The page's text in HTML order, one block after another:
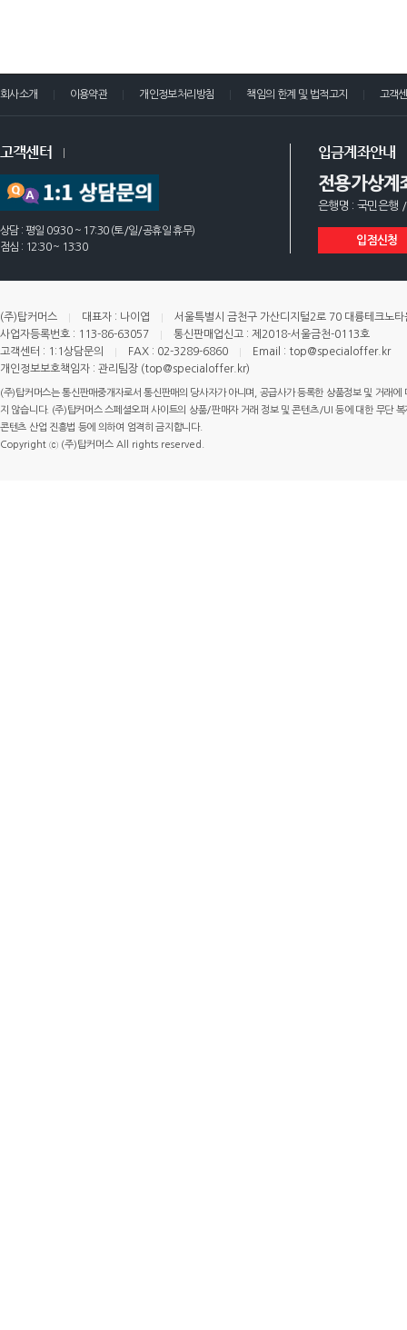
회사소개 이용약관 개인정보처리방침 책임의 한계 및 법적고지 고객
고객센터
상담 : 평일 09:30 ~ 17:30 (토/일/공휴일 휴무)
점심 : 12:30 ~ 13:30
입금계좌안내
전용가상계
은행명 : 국민은행
입점신청
(주)탑커머스 대표자 : 나이엽
서울특별시 금천구 가산디지털2로 70 대륭테크노
사업자등록번호 : 113-86-63057
통신판매업신고 : 제2018-서울금천-0113호
고객센터 : 1:1상담문의
FAX : 02-3289-6860
Email : top@specialoffer.kr
개인정보보호책임자 : 관리팀장 (top@specialoffer.kr)
(주)탑커머스는 통신판매중개자로서 통신판매의 당사자가 아니며, 공급사가 등록한 상품정보 및 거래
지 않습니다. (주)탑커머스 스페셜오퍼 사이트의 상품/판매자 거래 정보 및 콘텐츠/UI 등에 대한 무단
콘텐츠 산업 진흥법 등에 의하여 엄격히 금지합니다.
Copyright ⓒ (주)탑커머스 All rights reserved.